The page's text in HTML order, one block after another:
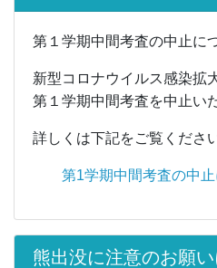
第１学期中間考査の中止に
新型コロナウイルス感染拡
第１学期中間考査を中止い
詳しくは下記をご覧ください
第1学期中間考査の中
熊出没に注意のお願